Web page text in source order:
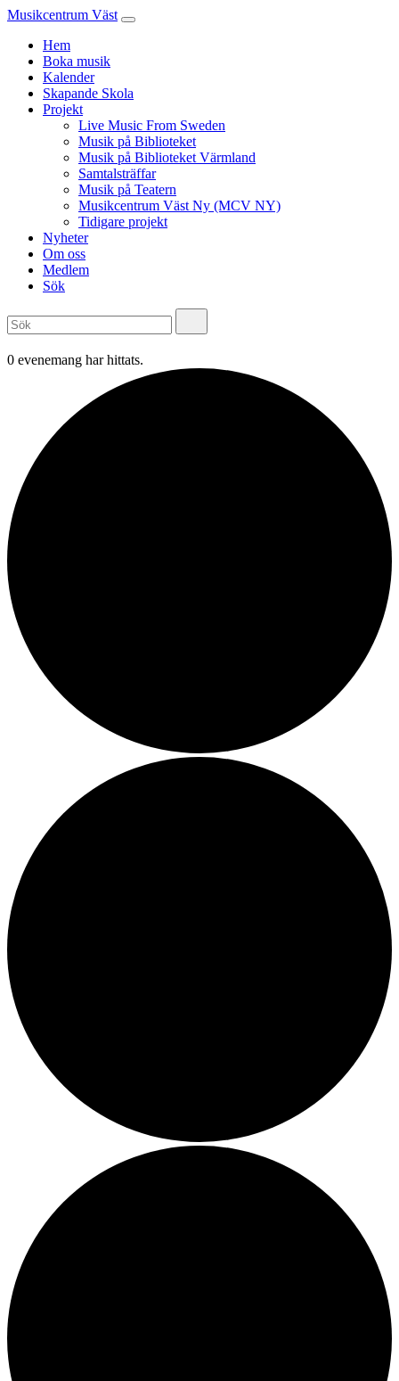
Musikcentrum Väst
Hem
Boka musik
Kalender
Skapande Skola
Projekt
Live Music From Sweden
Musik på Biblioteket
Musik på Biblioteket Värmland
Samtalsträffar
Musik på Teatern
Musikcentrum Väst Ny (MCV NY)
Tidigare projekt
Nyheter
Om oss
Medlem
Sök
0 evenemang har hittats.